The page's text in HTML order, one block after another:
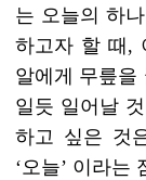
는 오늘의 하
하고자 할 때,
알에게 무릎을
일듯 일어날
하고 싶은 것
‘오늘’ 이라는